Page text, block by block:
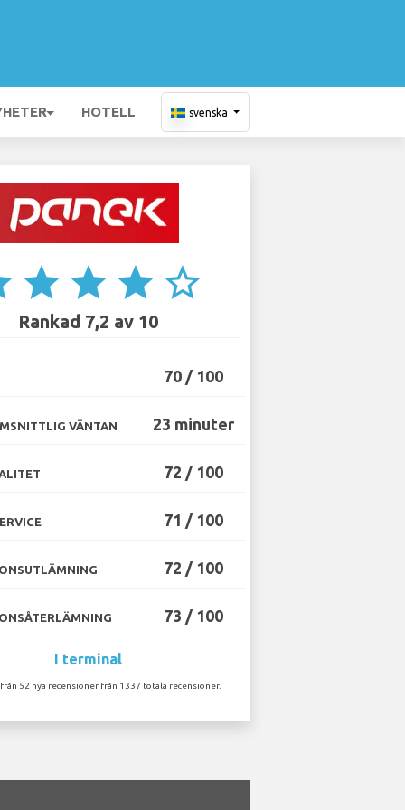
HOTELL svenska
star star star star_border
Rankad 7,2 av 10
70 / 100
VÄNTAN 23 minuter
72 / 100
71 / 100
72 / 100
73 / 100
I terminal
52 nya recensioner från 1337 totala recensioner.